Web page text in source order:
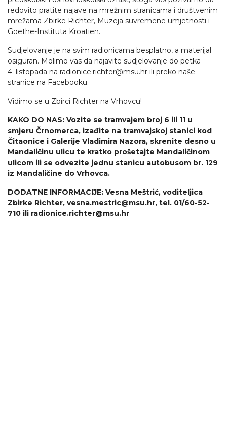
redovito pratite najave na mrežnim stranicama i društvenim
mrežama Zbirke Richter, Muzeja suvremene umjetnosti i
Goethe-Instituta Kroatien.
Sudjelovanje je na svim radionicama besplatno, a materijal
osiguran. Molimo vas da najavite sudjelovanje do petka
4. listopada na radionice.richter@msu.hr ili preko naše
stranice na Facebooku.
Vidimo se u Zbirci Richter na Vrhovcu!
KAKO DO NAS: Vozite se tramvajem broj 6 ili 11 u
smjeru Črnomerca, izađite na tramvajskoj stanici kod
Čitaonice i Galerije Vladimira Nazora, skrenite desno u
Mandaličinu ulicu te kratko prošetajte Mandaličinom
ulicom ili se odvezite jednu stanicu autobusom br. 129
iz Mandaličine do Vrhovca.
DODATNE INFORMACIJE: Vesna Meštrić, voditeljica
Zbirke Richter, vesna.mestric@msu.hr, tel. 01/60-52-
710 ili radionice.richter@msu.hr